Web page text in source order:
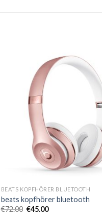
BEATS KOPFHÖRER BLUETOOTH
beats kopfhörer bluetooth
€72.00 €45.00